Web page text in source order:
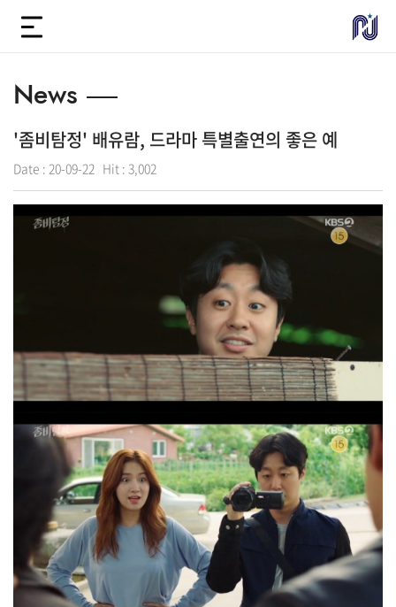
News
'좀비탐정' 배유람, 드라마 특별출연의 좋은 예
Date : 20-09-22 Hit : 3,002